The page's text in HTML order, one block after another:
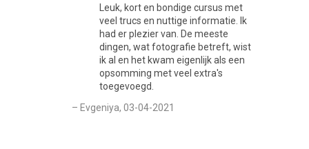
gewaarmerkt certificaat. Dit certificaat kun je uiteraard op
LinkedIn of op een ander loopbaanportal zoals At Monday
plaatsen. Zo ontwikkel je je en laat je het ook aan anderen
Leuk, kort en bondige cursus met
veel trucs en nuttige informatie. Ik
had er plezier van. De meeste
dingen, wat fotografie betreft, wist
ik al en het kwam eigenlijk als een
opsomming met veel extra's
toegevoegd.
– Evgeniya, 03-04-2021